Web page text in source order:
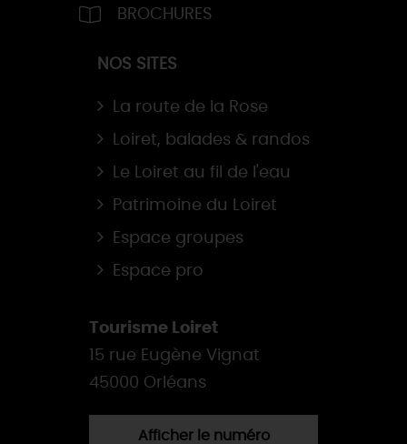
BROCHURES
NOS SITES
La route de la Rose
Loiret, balades & randos
Le Loiret au fil de l'eau
Patrimoine du Loiret
Espace groupes
Espace pro
Tourisme Loiret
15 rue Eugène Vignat
45000 Orléans
Afficher le numéro